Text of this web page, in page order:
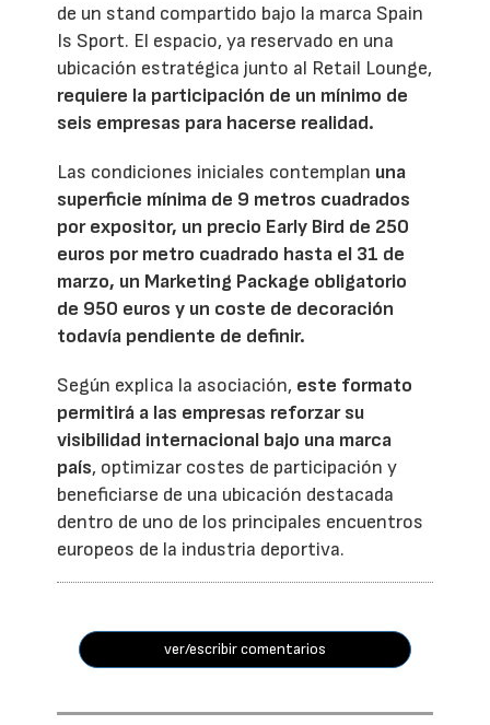
de un stand compartido bajo la marca Spain
Is Sport. El espacio, ya reservado en una
ubicación estratégica junto al Retail Lounge,
requiere la participación de un mínimo de
seis empresas para hacerse realidad.
Las condiciones iniciales contemplan una
superficie mínima de 9 metros cuadrados
por expositor, un precio Early Bird de 250
euros por metro cuadrado hasta el 31 de
marzo, un Marketing Package obligatorio
de 950 euros y un coste de decoración
todavía pendiente de definir.
Según explica la asociación, este formato
permitirá a las empresas reforzar su
visibilidad internacional bajo una marca
país, optimizar costes de participación y
beneficiarse de una ubicación destacada
dentro de uno de los principales encuentros
europeos de la industria deportiva.
ver/escribir comentarios